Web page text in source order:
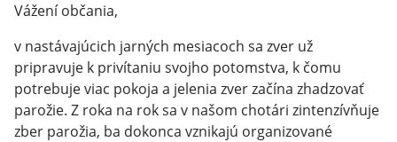
Vážení občania,
v nastávajúcich jarných mesiacoch sa zver už
pripravuje k privítaniu svojho potomstva, k čomu
potrebuje viac pokoja a jelenia zver začína zhadzovať
parožie. Z roka na rok sa v našom chotári zintenzívňuje
zber parožia, ba dokonca vznikajú organizované